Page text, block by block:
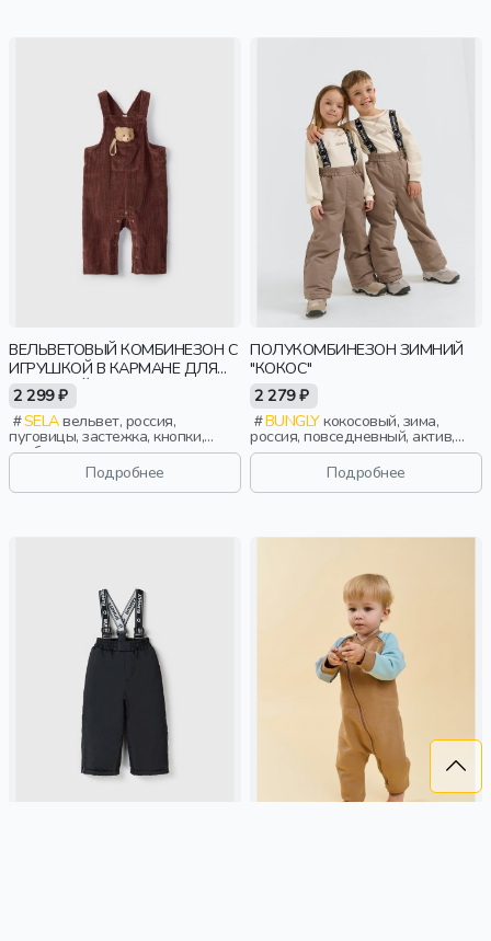
ВЕЛЬВЕТОВЫЙ КОМБИНЕЗОН С
ИГРУШКОЙ В КАРМАНЕ ДЛЯ
МАЛЫШЕЙ
2 299 ₽
SELAвельвет, россия,
пуговицы, застежка, кнопки,
свободные, карман, малыши,
Подробнее
ПОЛУКОМБИНЕЗОН ЗИМНИЙ
"КОКОС"
2 279 ₽
BUNGLYкокосовый, зима,
россия, повседневный, актив,
мальчики, малыши, дошкольники,
Подробнее